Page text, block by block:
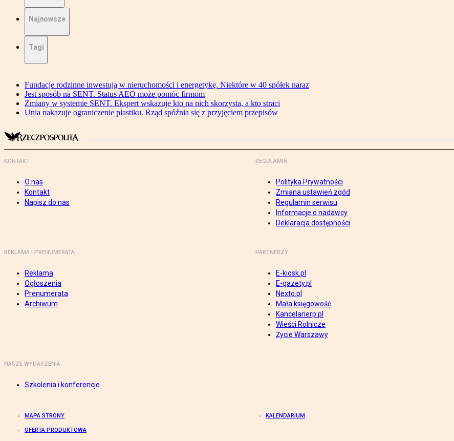
Najnowsze
Tagi
Fundacje rodzinne inwestują w nieruchomości i energetykę. Niektóre w 40 spółek naraz
Jest sposób na SENT. Status AEO może pomóc firmom
Zmiany w systemie SENT. Ekspert wskazuje kto na nich skorzysta, a kto straci
Unia nakazuje ograniczenie plastiku. Rząd spóźnia się z przyjęciem przepisów
KONTAKT
O nas
Kontakt
Napisz do nas
REGULAMIN
Polityka Prywatności
Zmiana ustawień zgód
Regulamin serwisu
Informacje o nadawcy
Deklaracja dostępności
REKLAMA I PRENUMERATA
Reklama
Ogłoszenia
Prenumerata
Archiwum
PARTNERZY
E-kiosk.pl
E-gazety.pl
Nexto.pl
Mała księgowość
Kancelarierp.pl
Wieści Rolnicze
Życie Warszawy
NASZE WYDARZENIA
Szkolenia i konferencje
MAPA STRONY KALENDARIUM
OFERTA PRODUKTOWA